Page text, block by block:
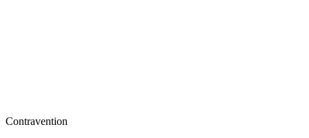
Contravention